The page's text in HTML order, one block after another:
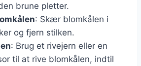
brune pletter.
: Skær blomkålen i
og fjern stilken.
: Brug et rivejern eller en
til at rive blomkålen, indtil